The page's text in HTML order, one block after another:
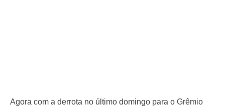
Agora com a derrota no último domingo para o Grêmio